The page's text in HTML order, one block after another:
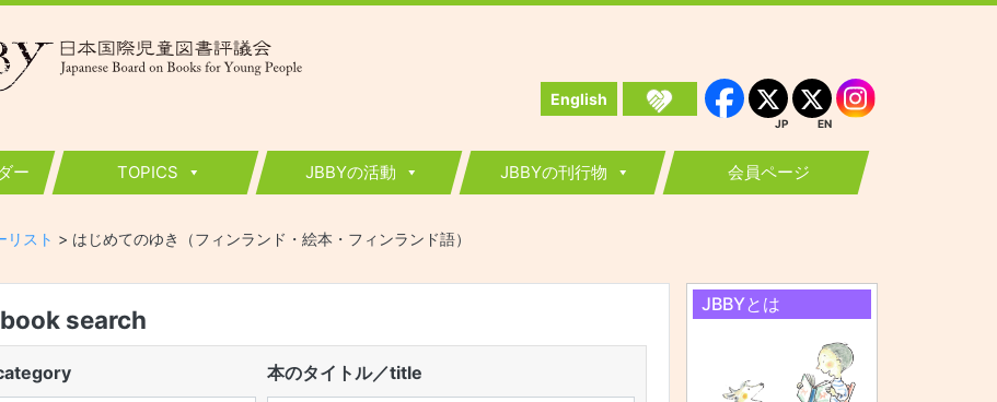
English Facebook
JP
JP
EN
EN Instagram
ー TOPICS JBBYの活動 JBBYの刊行物 会員ページ
リスト > はじめてのゆき（フィンランド・絵本・フィンランド語）
search
本のタイトル／title
JBBYとは